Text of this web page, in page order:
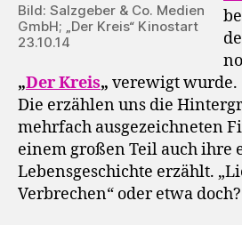
Bild: Salzgeber & Co. Medien
GmbH; „Der Kreis“ Kinostart
23.10.14
„Der Kreis„ verewigt wurde.
Die erzählen uns die
mehrfach ausgezeichneten
einem großen Teil auch ihre
Lebensgeschichte erzählt.
Verbrechen“ oder etwa doch?